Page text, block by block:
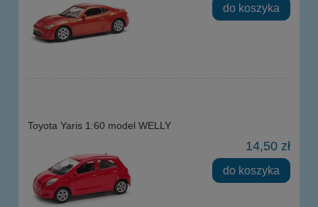
do koszyka
Toyota Yaris 1:60 model WELLY
14,50 zł
do koszyka